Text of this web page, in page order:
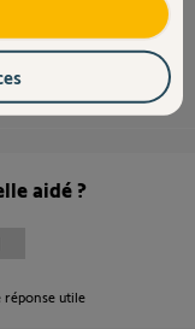
aidé ?
utile